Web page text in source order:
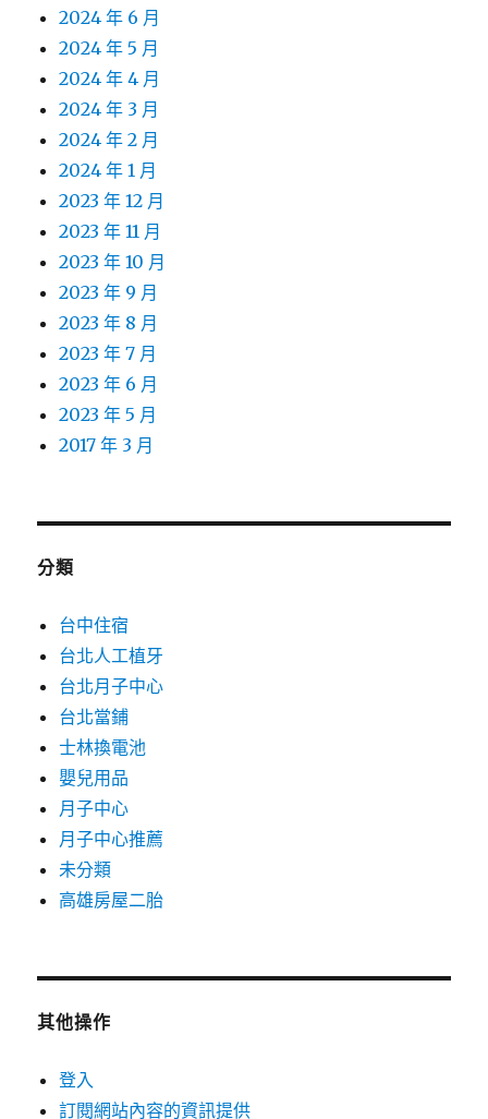
2024 年 6 月
2024 年 5 月
2024 年 4 月
2024 年 3 月
2024 年 2 月
2024 年 1 月
2023 年 12 月
2023 年 11 月
2023 年 10 月
2023 年 9 月
2023 年 8 月
2023 年 7 月
2023 年 6 月
2023 年 5 月
2017 年 3 月
分類
台中住宿
台北人工植牙
台北月子中心
台北當鋪
士林換電池
嬰兒用品
月子中心
月子中心推薦
未分類
高雄房屋二胎
其他操作
登入
訂閱網站內容的資訊提供